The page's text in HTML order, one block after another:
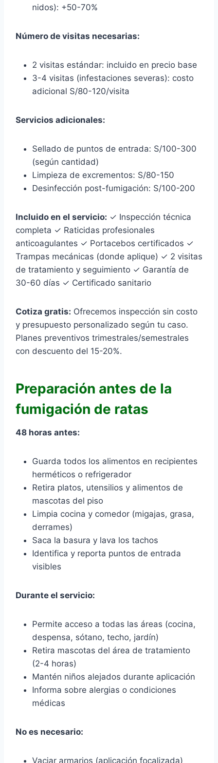
nidos): +50-70%
Número de visitas necesarias:
2 visitas estándar: incluido en precio base
3-4 visitas (infestaciones severas): costo
adicional S/80-120/visita
Servicios adicionales:
Sellado de puntos de entrada: S/100-300
(según cantidad)
Limpieza de excrementos: S/80-150
Desinfección post-fumigación: S/100-200
Incluido en el servicio: ✓ Inspección técnica
completa ✓ Raticidas profesionales
anticoagulantes ✓ Portacebos certificados ✓
Trampas mecánicas (donde aplique) ✓ 2 visitas
de tratamiento y seguimiento ✓ Garantía de
30-60 días ✓ Certificado sanitario
Cotiza gratis: Ofrecemos inspección sin costo
y presupuesto personalizado según tu caso.
Planes preventivos trimestrales/semestrales
con descuento del 15-20%.
Preparación antes de la
fumigación de ratas
48 horas antes:
Guarda todos los alimentos en recipientes
herméticos o refrigerador
Retira platos, utensilios y alimentos de
mascotas del piso
Limpia cocina y comedor (migajas, grasa,
derrames)
Saca la basura y lava los tachos
Identifica y reporta puntos de entrada
visibles
Durante el servicio:
Permite acceso a todas las áreas (cocina,
despensa, sótano, techo, jardín)
Retira mascotas del área de tratamiento
(2-4 horas)
Mantén niños alejados durante aplicación
Informa sobre alergias o condiciones
médicas
No es necesario:
Vaciar armarios (aplicación focalizada)